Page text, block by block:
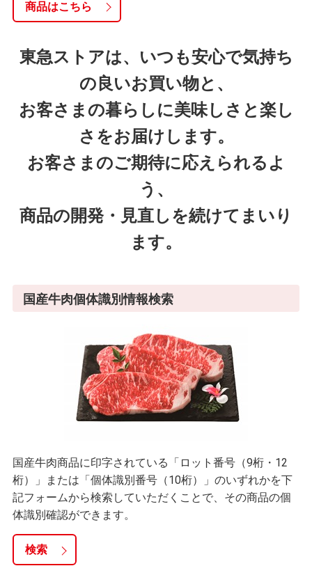
商品はこちら
東急ストアは、いつも安心で気持ち
の良いお買い物と、
お客さまの暮らしに美味しさと楽し
さをお届けします。
お客さまのご期待に応えられるよ
う、
商品の開発・見直しを続けてまいり
ます。
国産牛肉個体識別情報検索
国産牛肉商品に印字されている「ロット番号（9桁・12
桁）」または「個体識別番号（10桁）」のいずれかを下
記フォームから検索していただくことで、その商品の個
体識別確認ができます。
検索